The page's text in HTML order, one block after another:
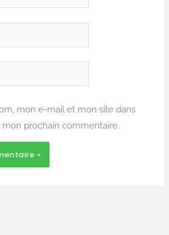
mon e-mail et mon site dans
prochain commentaire.